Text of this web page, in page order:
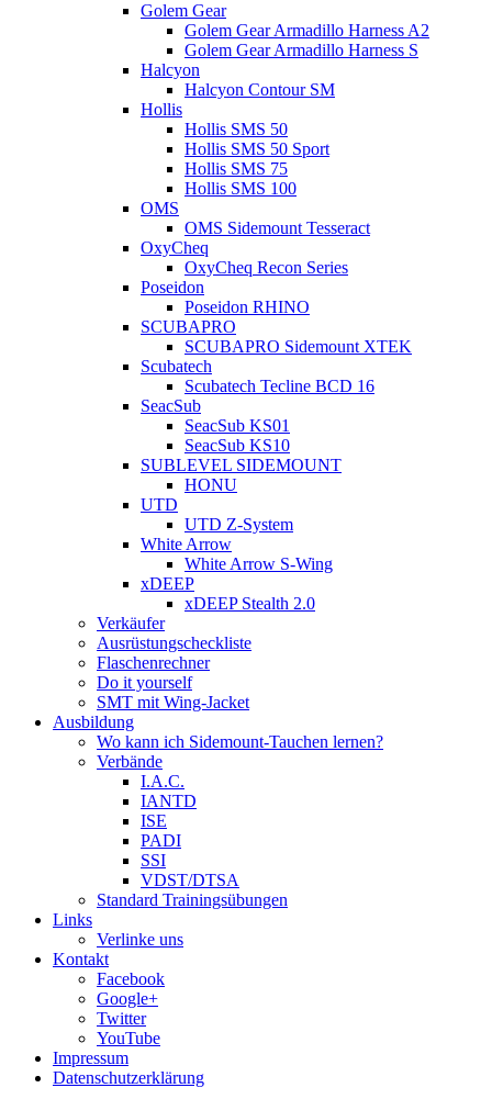
Golem Gear
Golem Gear Armadillo Harness A2
Golem Gear Armadillo Harness S
Halcyon
Halcyon Contour SM
Hollis
Hollis SMS 50
Hollis SMS 50 Sport
Hollis SMS 75
Hollis SMS 100
OMS
OMS Sidemount Tesseract
OxyCheq
OxyCheq Recon Series
Poseidon
Poseidon RHINO
SCUBAPRO
SCUBAPRO Sidemount XTEK
Scubatech
Scubatech Tecline BCD 16
SeacSub
SeacSub KS01
SeacSub KS10
SUBLEVEL SIDEMOUNT
HONU
UTD
UTD Z-System
White Arrow
White Arrow S-Wing
xDEEP
xDEEP Stealth 2.0
Verkäufer
Ausrüstungscheckliste
Flaschenrechner
Do it yourself
SMT mit Wing-Jacket
Ausbildung
Wo kann ich Sidemount-Tauchen lernen?
Verbände
I.A.C.
IANTD
ISE
PADI
SSI
VDST/DTSA
Standard Trainingsübungen
Links
Verlinke uns
Kontakt
Facebook
Google+
Twitter
YouTube
Impressum
Datenschutzerklärung